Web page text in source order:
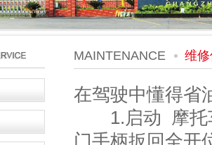
MAINTENANCE 维
在驾驶中懂得省
1.启动 摩托车
门手柄扳回全开